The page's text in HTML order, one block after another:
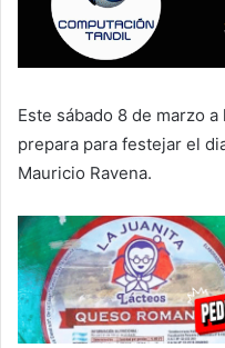
Este sábado 8 de marzo
prepara para festejar el
Mauricio Ravena.